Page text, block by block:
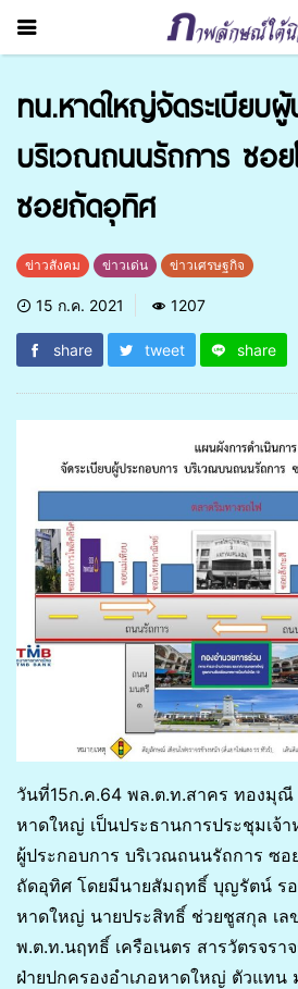
ทน.หาดใหญ่จัดระเบียบ
บริเวณถนนรัถการ ซอย
ซอยถัดอุทิศ
ข่าวสังคม ข่าวเด่น ข่าวเศรษฐกิจ
15 ก.ค. 2021 1207
share tweet share
วันที่15ก.ค.64 พล.ต.ท.สาคร ทองมุ
หาดใหญ่ เป็นประธานการประชุมเจ้า
ผู้ประกอบการ บริเวณถนนรัถการ ซอ
ถัดอุทิศ โดยมีนายสัมฤทธิ์ บุญรัตน์ ร
หาดใหญ่ นายประสิทธิ์ ช่วยชูสกุล เล
พ.ต.ท.นฤทธิ์ เครือเนตร สารวัตรจร
ฝ่ายปกครองอำเภอหาดใหญ่ ตัวแทน